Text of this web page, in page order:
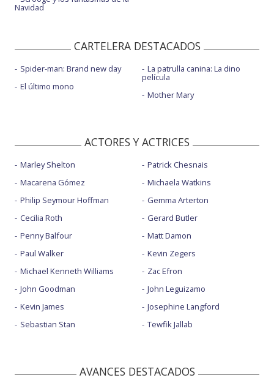
Navidad
CARTELERA DESTACADOS
Spider-man: Brand new day
El último mono
La patrulla canina: La dino
película
Mother Mary
ACTORES Y ACTRICES
Marley Shelton
Macarena Gómez
Philip Seymour Hoffman
Cecilia Roth
Penny Balfour
Paul Walker
Michael Kenneth Williams
John Goodman
Kevin James
Sebastian Stan
Patrick Chesnais
Michaela Watkins
Gemma Arterton
Gerard Butler
Matt Damon
Kevin Zegers
Zac Efron
John Leguizamo
Josephine Langford
Tewfik Jallab
AVANCES DESTACADOS